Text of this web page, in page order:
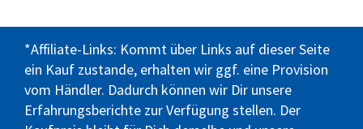
*Affiliate-Links: Kommt über Links auf dieser Seite
ein Kauf zustande, erhalten wir ggf. eine Provision
vom Händler. Dadurch können wir Dir unsere
Erfahrungsberichte zur Verfügung stellen. Der